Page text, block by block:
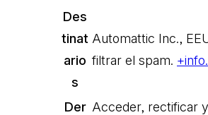
Des
tinat
ario
s
Automattic Inc.,
filtrar el spam.
Der Acceder, rectificar y